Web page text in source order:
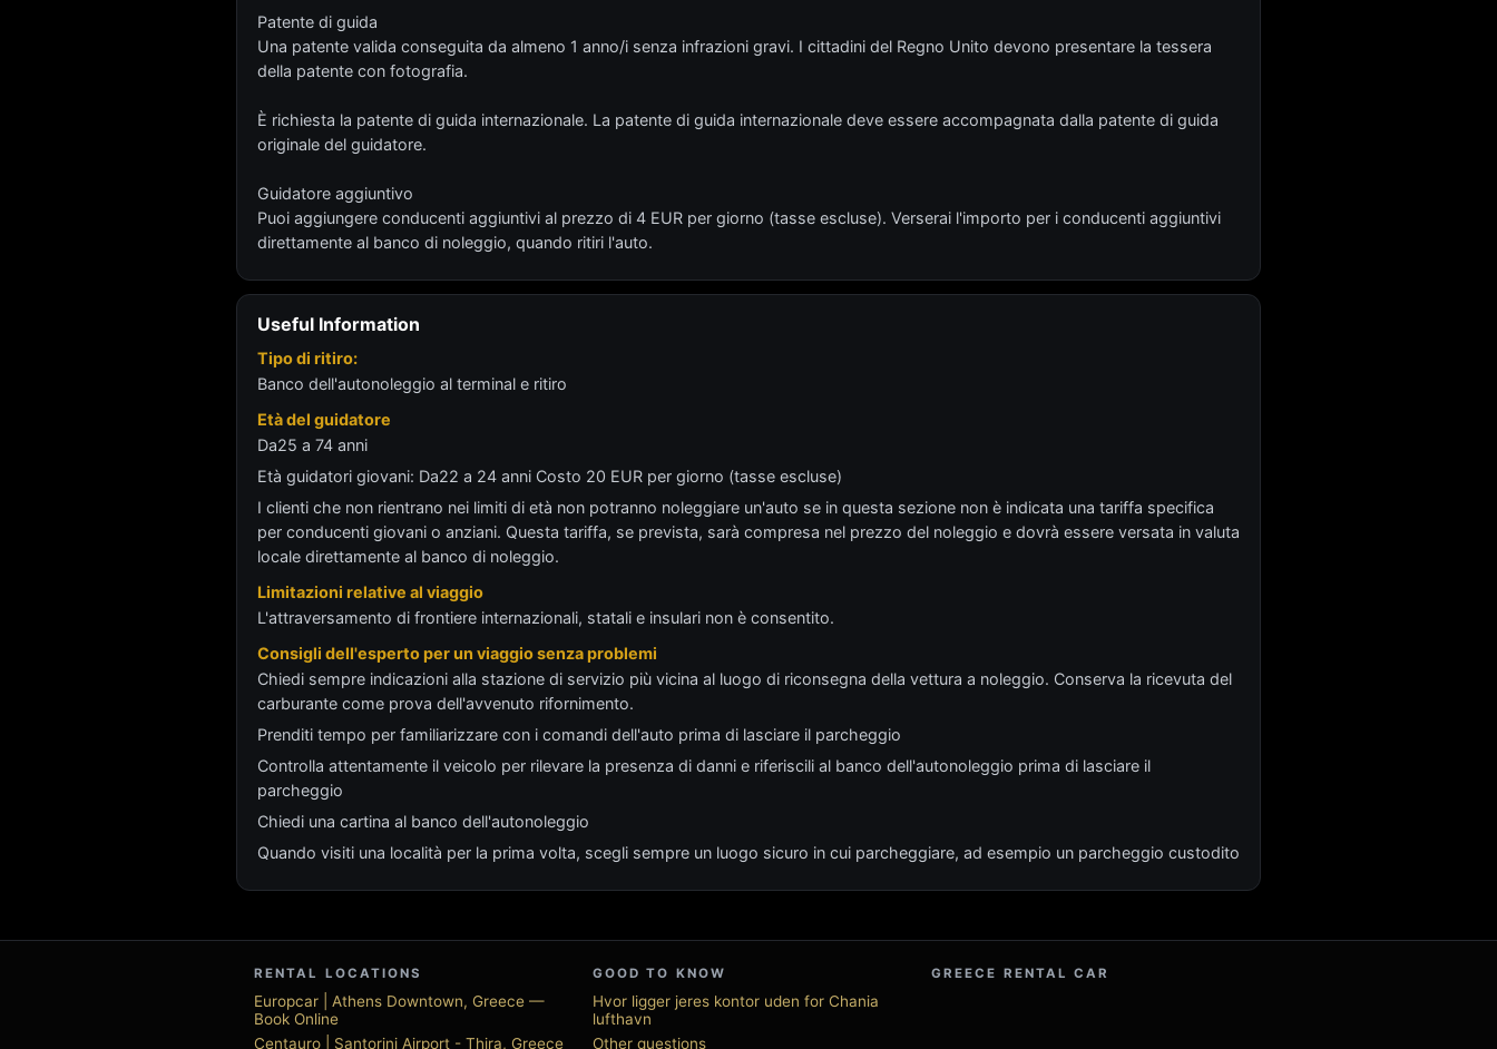
Patente di guida
Una patente valida conseguita da almeno 1 anno/i senza infrazioni gravi. I cittadini del Regno Unito devono presentare la tessera
della patente con fotografia.
È richiesta la patente di guida internazionale. La patente di guida internazionale deve essere accompagnata dalla patente di guida
originale del guidatore.
Guidatore aggiuntivo
Puoi aggiungere conducenti aggiuntivi al prezzo di 4 EUR per giorno (tasse escluse). Verserai l'importo per i conducenti aggiuntivi
direttamente al banco di noleggio, quando ritiri l'auto.
Useful Information
Tipo di ritiro:
Banco dell'autonoleggio al terminal e ritiro
Età del guidatore
Da25 a 74 anni
Età guidatori giovani: Da22 a 24 anni Costo 20 EUR per giorno (tasse escluse)
I clienti che non rientrano nei limiti di età non potranno noleggiare un'auto se in questa sezione non è indicata una tariffa specifica
per conducenti giovani o anziani. Questa tariffa, se prevista, sarà compresa nel prezzo del noleggio e dovrà essere versata in valuta
locale direttamente al banco di noleggio.
Limitazioni relative al viaggio
L'attraversamento di frontiere internazionali, statali e insulari non è consentito.
Consigli dell'esperto per un viaggio senza problemi
Chiedi sempre indicazioni alla stazione di servizio più vicina al luogo di riconsegna della vettura a noleggio. Conserva la ricevuta del
carburante come prova dell'avvenuto rifornimento.
Prenditi tempo per familiarizzare con i comandi dell'auto prima di lasciare il parcheggio
Controlla attentamente il veicolo per rilevare la presenza di danni e riferiscili al banco dell'autonoleggio prima di lasciare il
parcheggio
Chiedi una cartina al banco dell'autonoleggio
Quando visiti una località per la prima volta, scegli sempre un luogo sicuro in cui parcheggiare, ad esempio un parcheggio custodito
RENTAL LOCATIONS
Europcar | Athens Downtown, Greece —
Book Online
Centauro | Santorini Airport - Thira, Greece
GOOD TO KNOW
Hvor ligger jeres kontor uden for Chania
lufthavn
Other questions
GREECE RENTAL CAR